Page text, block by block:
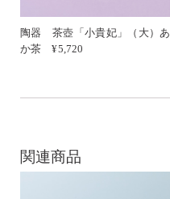
陶器 茶壺「小貴妃」（大）あ
か茶 ¥5,720
関連商品